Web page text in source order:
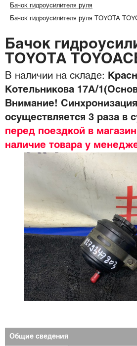
Бачок гидроусилителя руля
Бачок гидроусилителя руля TOYOTA
Бачок
TOYOTA
В наличии на складе:
Котельникова 17А/
Внимание!
осуществляется 3 раза в
перед поездкой в
наличие товара у
Общие сведения